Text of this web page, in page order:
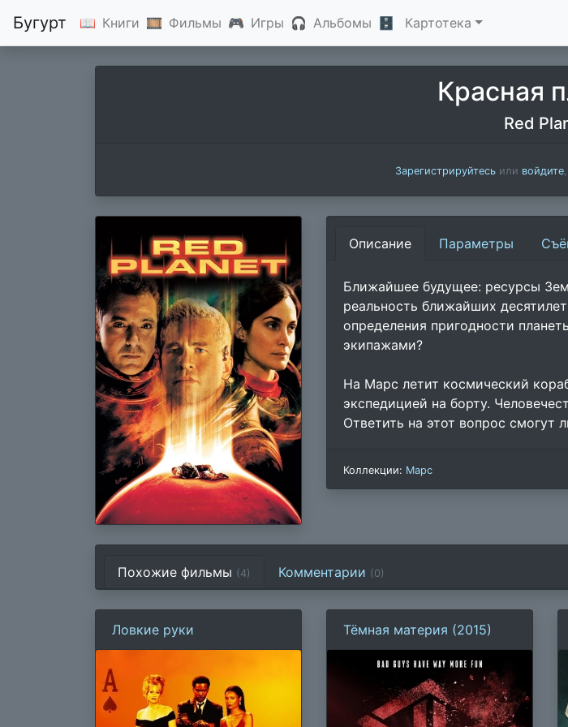
Бугурт 📖 Книги 🎞 Фильмы 🎮 Игры 🎧 Альбомы 🗄 Картотека
Красная
Red
Зарегистрируйтесьили войдите
Описание Параметры
Ближайшее будущее: ресурсы
реальность ближайших
определения пригодности
экипажами?
На Марс летит космический
экспедицией на борту.
Ответить на этот вопрос смогут
Коллекции: Марс
Похожие фильмы (4) Комментарии (0)
Ловкие руки Тёмная материя (2015)